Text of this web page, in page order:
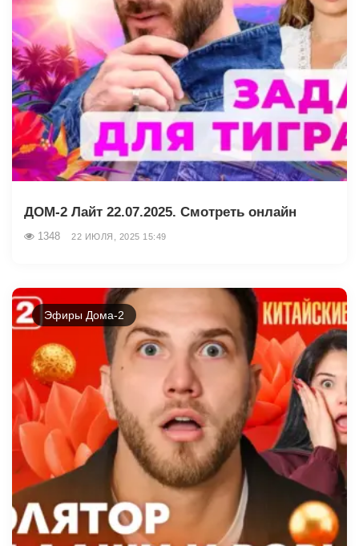
ДОМ-2 Лайт 22.07.2025. Смотреть онлайн
1348 22 ИЮЛЯ, 2025 15:49
Эфиры Дома-2